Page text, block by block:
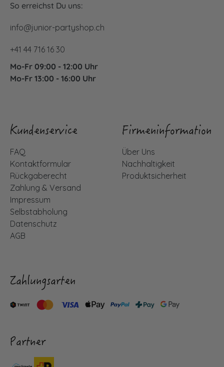
So erreichst Du uns:
info@junior-partyshop.ch
+41 44 716 16 30
Mo-Fr 09:00 - 12:00 Uhr
Mo-Fr 13:00 - 16:00 Uhr
Kundenservice
FAQ
Kontaktformular
Rückgaberecht
Zahlung & Versand
Impressum
Selbstabholung
Datenschutz
AGB
Firmeninformation
Über Uns
Nachhaltigkeit
Produktsicherheit
Zahlungsarten
Partner